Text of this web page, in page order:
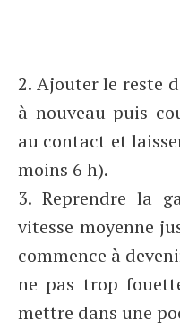
2. Ajouter le reste
à nouveau puis
au contact et
moins 6 h).
3. Reprendre la
vitesse moyenne
commence à
ne pas trop
mettre dans une